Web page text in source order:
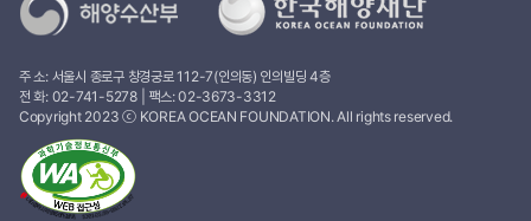
주 소: 서울시 종로구 창경궁로 112-7(인의동) 인의빌딩 4층
전 화: 02-741-5278| 팩스: 02-3673-3312
Copyright 2023 ⓒ KOREA OCEAN FOUNDATION. All rights reserved.